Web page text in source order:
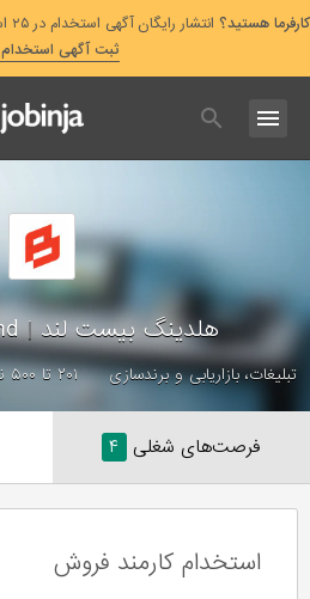
کارفرما هستید؟ انتشار رایگان آگهی استخدام در ۲۵ استان و ۲۶ دسته‌بندی شغلی
ثبت آگهی استخدام
هلدینگ بیست لند|
Holding 20Land
تبلیغات، بازاریابی و برندسازی ۲۰۱ تا ۵۰۰ نفر
فرصت‌های شغلی ۴
استخدام کارمند فروش